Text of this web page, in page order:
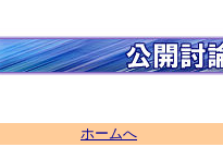
ホームへ